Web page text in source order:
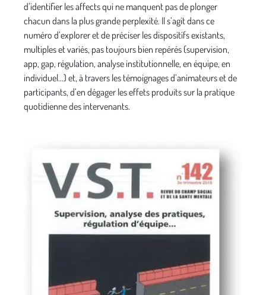
d’identifier les affects qui ne manquent pas de plonger
chacun dans la plus grande perplexité. Il s’agit dans ce
numéro d’explorer et de préciser les dispositifs existants,
multiples et variés, pas toujours bien repérés (supervision,
app, gap, régulation, analyse institutionnelle, en équipe, en
individuel...) et, à travers les témoignages d’animateurs et de
participants, d’en dégager les effets produits sur la pratique
quotidienne des intervenants.